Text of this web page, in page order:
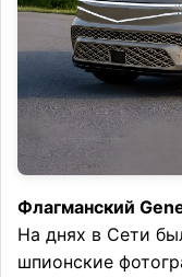
Флагманский
На днях в Сети
шпионские